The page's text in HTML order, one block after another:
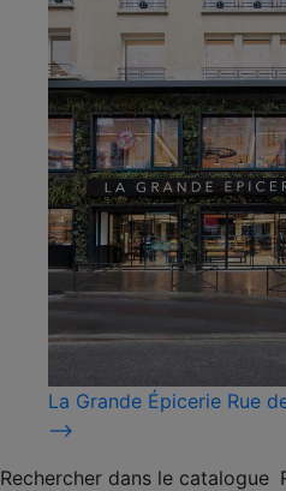
La Grande Épicerie Rue
⟶
Rechercher dans le catalogue